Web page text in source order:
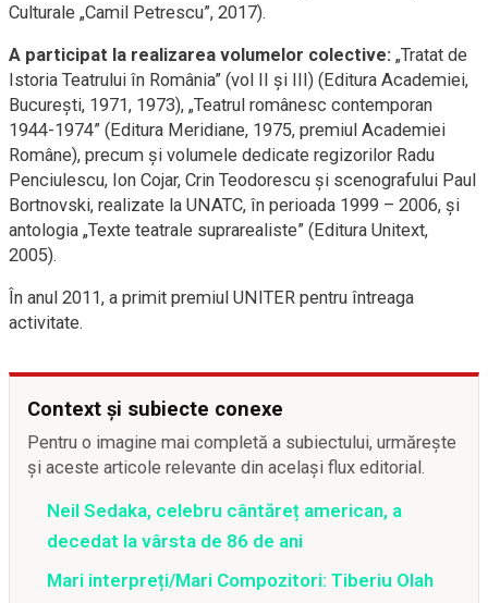
Culturale „Camil Petrescu”, 2017).
A participat la realizarea volumelor colective: „Tratat de
Istoria Teatrului în România” (vol II şi III) (Editura Academiei,
Bucureşti, 1971, 1973), „Teatrul românesc contemporan
1944-1974” (Editura Meridiane, 1975, premiul Academiei
Române), precum şi volumele dedicate regizorilor Radu
Penciulescu, Ion Cojar, Crin Teodorescu şi scenografului Paul
Bortnovski, realizate la UNATC, în perioada 1999 – 2006, şi
antologia „Texte teatrale suprarealiste” (Editura Unitext,
2005).
În anul 2011, a primit premiul UNITER pentru întreaga
activitate.
Context și subiecte conexe
Pentru o imagine mai completă a subiectului, urmărește
și aceste articole relevante din același flux editorial.
Neil Sedaka, celebru cântăreț american, a
decedat la vârsta de 86 de ani
Mari interpreți/Mari Compozitori: Tiberiu Olah